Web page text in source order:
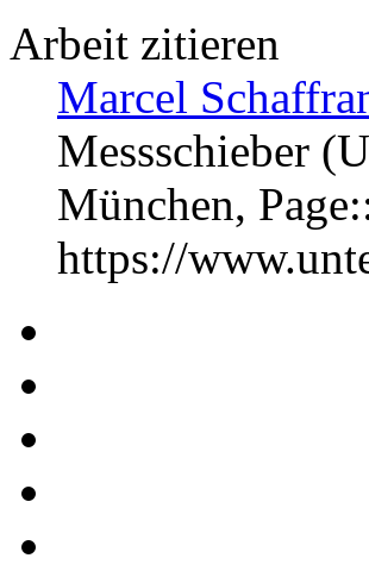
Arbeit zitieren
Marcel
Messschieber
München,
https://